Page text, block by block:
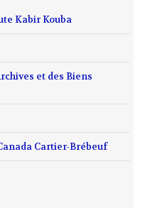
Kabir Kouba
et des Biens
Cartier-Brébeuf